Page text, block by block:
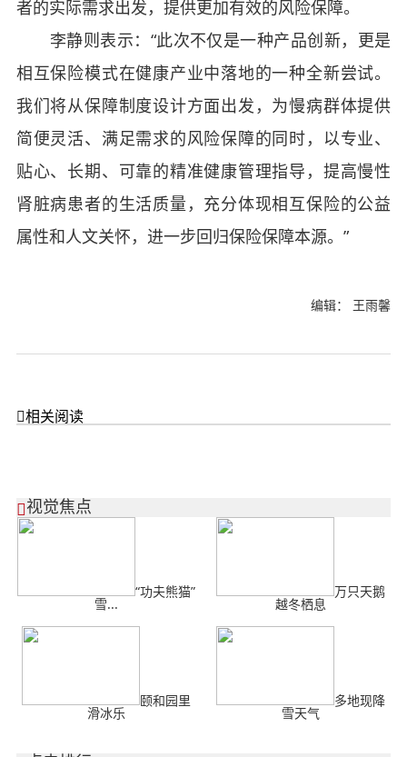
者的实际需求出发，提供更加有效的风险保障。
李静则表示：“此次不仅是一种产品创新，更是
相互保险模式在健康产业中落地的一种全新尝试。
我们将从保障制度设计方面出发，为慢病群体提供
简便灵活、满足需求的风险保障的同时，以专业、
贴心、长期、可靠的精准健康管理指导，提高慢性
肾脏病患者的生活质量，充分体现相互保险的公益
属性和人文关怀，进一步回归保险保障本源。”
编辑： 王雨馨
相关阅读
视觉焦点
“功夫熊猫”
雪...
万只天鹅
越冬栖息
颐和园里
滑冰乐
多地现降
雪天气